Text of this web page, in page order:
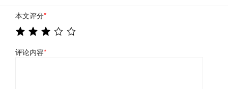
本文评分*
评论内容*